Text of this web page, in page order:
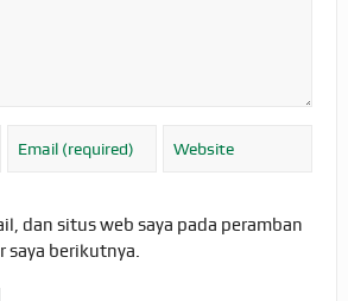
dan situs web saya pada peramban
saya berikutnya.